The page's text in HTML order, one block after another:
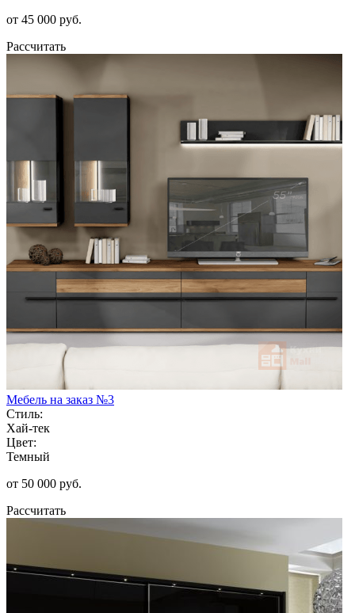
от 45 000 руб.
Рассчитать
Мебель на заказ №3
Стиль:
Хай-тек
Цвет:
Темный
от 50 000 руб.
Рассчитать